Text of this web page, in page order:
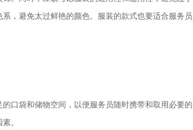
，避免太过鲜艳的颜色。服装的款式也要适合服务员
口袋和储物空间，以便服务员随时携带和取用必要的
。